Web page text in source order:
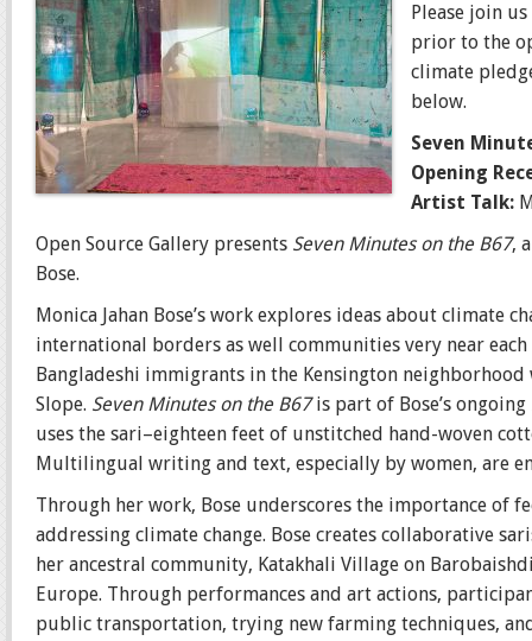
Please join
prior to the
climate
below.
Seven
Opening
Artist Talk:
Open Source Gallery presents Seven Minutes on the B67,
Bose.
Monica Jahan Bose’s work explores ideas about climate
international borders as well communities very near
Bangladeshi immigrants in the Kensington
Slope. Seven Minutes on the B67is part of Bose’s ongoing
uses the sari–eighteen feet of unstitched hand-woven
Multilingual writing and text, especially by women, are
Through her work, Bose underscores the importance of
addressing climate change. Bose creates collaborative
her ancestral community, Katakhali Village on
Europe. Through performances and art actions,
public transportation, trying new farming techniques,